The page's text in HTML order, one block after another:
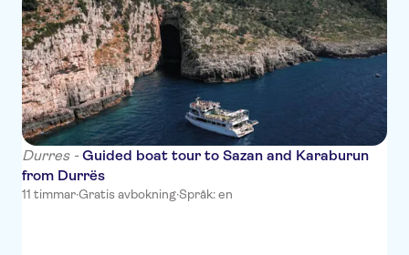
La Suite Boutique Hotel
New W Hotel
Grand Hotel & Spa Tirana
Broadway Hotel
Luxury Apartment
Vivi La Vita Hotel & Restaurant
Durres -Guided boat tour to Sazan and Karaburun
from Durrës
11 timmar·Gratis avbokning·Språk: en